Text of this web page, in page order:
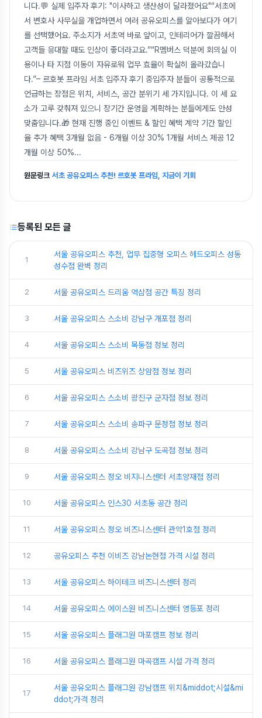
니다.💬 실제 입주자 후기: "이사하고 생산성이 달라졌어요"“서초에
서 변호사 사무실을 개업하면서 여러 공유오피스를 알아보다가 여기
를 선택했어요. 주소지가 서초역 바로 앞이고, 인테리어가 깔끔해서
고객들 응대할 때도 인상이 좋더라고요.”“R멤버스 덕분에 회의실 이
용이나 타 지점 이동이 자유로워 업무 효율이 확실히 올라갔습니
다.”– 르호봇 프라임 서초 입주자 후기 중입주자 분들이 공통적으로
언급하는 장점은 위치, 서비스, 공간 분위기 세 가지입니다. 이 세 요
소가 고루 갖춰져 있으니 장기간 운영을 계획하는 분들에게도 안성
맞춤입니다.🎁 현재 진행 중인 이벤트 & 할인 혜택 계약 기간 할인
율 추가 혜택 3개월 없음 - 6개월 이상 30% 1개월 서비스 제공 12
개월 이상 50%...
원문링크 서초 공유오피스 추천! 르호봇 프라임, 지금이 기회
등록된 모든 글
1
서울 공유오피스 추천, 업무 집중형 오피스 헤드오피스 성동
성수점 완벽 정리
2 서울 공유오피스 드리움 역삼점 공간 특징 정리
3 서울 공유오피스 스소비 강남구 개포점 정리
4 서울 공유오피스 스소비 목동점 정보 정리
5 서울 공유오피스 비즈위즈 상암점 정보 정리
6 서울 공유오피스 스소비 광진구 군자점 정보 정리
7 서울 공유오피스 스소비 송파구 문정점 정보 정리
8 서울 공유오피스 스소비 강남구 도곡점 정보 정리
9 서울 공유오피스 정오 비지니스센터 서초양재점 정리
10 서울 공유오피스 인스30 서초동 공간 정리
11 서울 공유오피스 정오 비즈니스센터 관악1호점 정리
12 공유오피스 추천 이비즈 강남논현점 가격 시설 정리
13 서울 공유오피스 하이테크 비즈니스센터 정리
14 서울 공유오피스 에이스원 비즈니스센터 영등포 정리
15 서울 공유오피스 플래그원 마포캠프 정보 정리
16 서울 공유오피스 플래그원 마곡캠프 시설 가격 정리
17
서울 공유오피스 플래그원 강남캠프 위치&middot;시설&mi
ddot;가격 정리